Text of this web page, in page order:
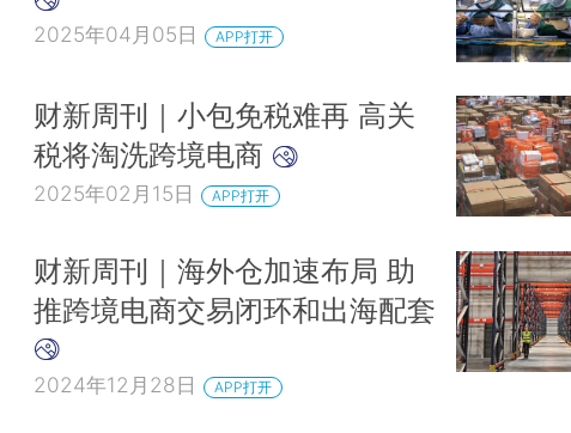
2025年04月05日 APP打开
财新周刊｜小包免税难再 高关
税将淘洗跨境电商
2025年02月15日 APP打开
财新周刊｜海外仓加速布局 助
推跨境电商交易闭环和出海配套
2024年12月28日 APP打开